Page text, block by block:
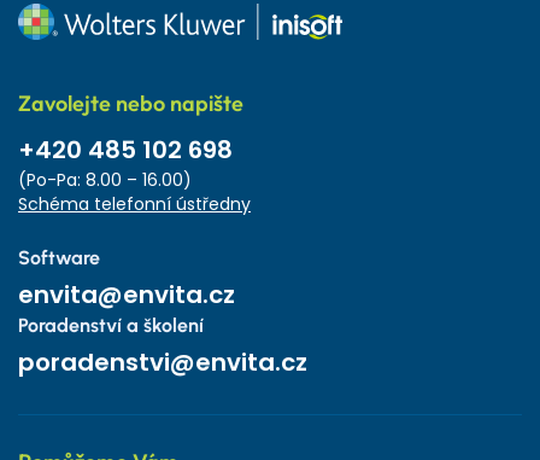
Zavolejte nebo napište
+420 485 102 698
(Po-Pa: 8.00 – 16.00)
Schéma telefonní ústředny
Software
envita@envita.cz
Poradenství a školení
poradenstvi@envita.cz